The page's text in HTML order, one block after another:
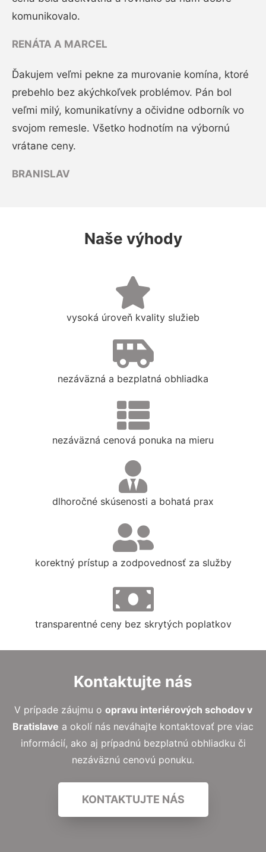
komunikovalo.
RENÁTA A MARCEL
Ďakujem veľmi pekne za murovanie komína, ktoré
prebehlo bez akýchkoľvek problémov. Pán bol
veľmi milý, komunikatívny a očividne odborník vo
svojom remesle. Všetko hodnotím na výbornú
vrátane ceny.
BRANISLAV
Naše výhody
vysoká úroveň kvality služieb
nezáväzná a bezplatná obhliadka
nezáväzná cenová ponuka na mieru
dlhoročné skúsenosti a bohatá prax
korektný prístup a zodpovednosť za služby
transparentné ceny bez skrytých poplatkov
Kontaktujte nás
V prípade záujmu o opravu interiérových schodov v
Bratislave a okolí nás neváhajte kontaktovať pre viac
informácií, ako aj prípadnú bezplatnú obhliadku či
nezáväznú cenovú ponuku.
KONTAKTUJTE NÁS